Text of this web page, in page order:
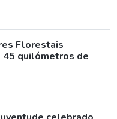
Florestais
45 quilómetros de